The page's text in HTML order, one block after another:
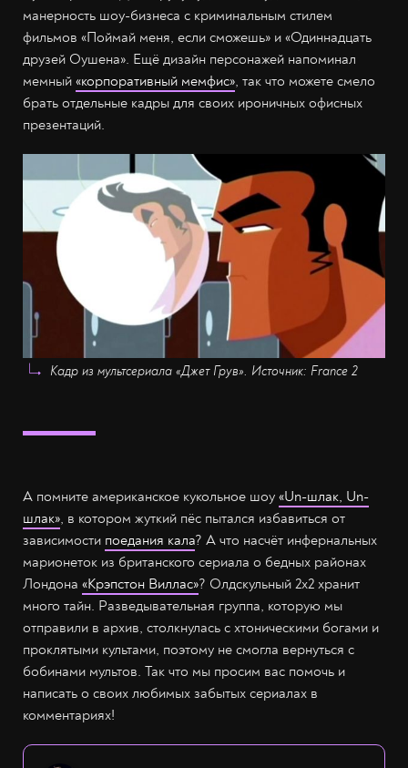
манерность шоу-бизнеса с криминальным стилем
фильмов «Поймай меня, если сможешь» и «Одиннадцать
друзей Оушена». Ещё дизайн персонажей напоминал
мемный «корпоративный мемфис», так что можете смело
брать отдельные кадры для своих ироничных офисных
презентаций.
Кадр из мультсериала «Джет Грув». Источник: France 2
А помните американское кукольное шоу «Un-шлак, Un-
шлак», в котором жуткий пёс пытался избавиться от
зависимости поедания кала? А что насчёт инфернальных
марионеток из британского сериала о бедных районах
Лондона «Крэпстон Виллас»? Олдскульный 2x2 хранит
много тайн. Разведывательная группа, которую мы
отправили в архив, столкнулась с хтоническими богами и
проклятыми культами, поэтому не смогла вернуться с
бобинами мультов. Так что мы просим вас помочь и
написать о своих любимых забытых сериалах в
комментариях!